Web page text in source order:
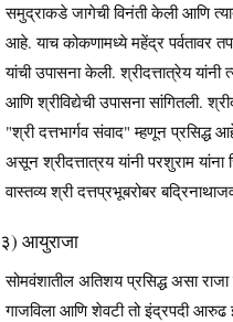
समुद्राकडे जागेची विनंती केली आणि
आहे. याच कोकणामध्ये महेंद्र पर्वतावर
यांची उपासना केली. श्रीदत्तात्रेय यांनी
आणि श्रीविद्येची उपासना सांगितली.
"श्री दत्तभार्गव संवाद" म्हणून प्रसिद्ध
असून श्रीदत्तात्रय यांनी परशुराम
वास्तव्य श्री दत्तप्रभूबरोबर
३) आयुराजा
सोमवंशातील अतिशय प्रसिद्ध असा
गाजविला आणि शेवटी तो इंद्रपदी